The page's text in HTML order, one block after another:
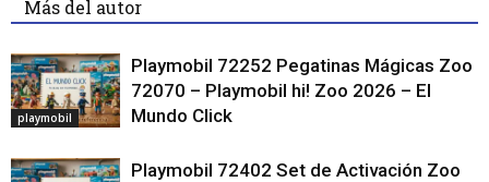
Más del autor
playmobil
Playmobil 72252 Pegatinas Mágicas Zoo
72070 – Playmobil hi! Zoo 2026 – El
Mundo Click
Playmobil 72402 Set de Activación Zoo